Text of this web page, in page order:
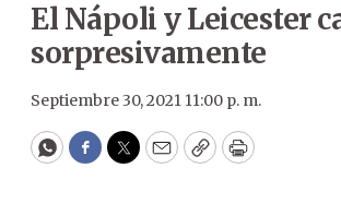
El Nápoli y Leicester
sorpresivamente
Septiembre 30, 2021 11:00 p. m.
WhatsApp
Facebook
Twitter
EmailCopyPrint